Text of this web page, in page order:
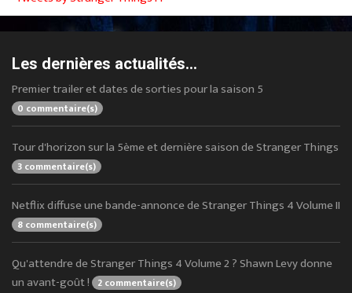
Les dernières actualités...
Premier trailer et dates de sorties pour la saison 5
0 commentaire(s)
Tour d'horizon sur la 5ème et dernière saison de Stranger Things
3 commentaire(s)
Netflix diffuse une bande-annonce de Stranger Things 4 Volume II
8 commentaire(s)
Qu'attendre de Stranger Things 4 Volume 2 ? Shawn Levy donne
un avant-goût ! 2 commentaire(s)